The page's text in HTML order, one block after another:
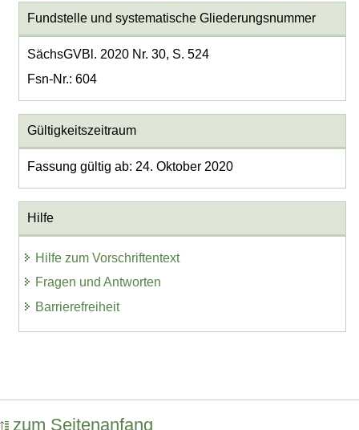
Fundstelle und systematische Gliederungsnummer
SächsGVBl. 2020 Nr. 30, S. 524
Fsn-Nr.: 604
Gültigkeitszeitraum
Fassung gültig ab: 24. Oktober 2020
Hilfe
Hilfe zum Vorschriftentext
Fragen und Antworten
Barrierefreiheit
zum Seitenanfang